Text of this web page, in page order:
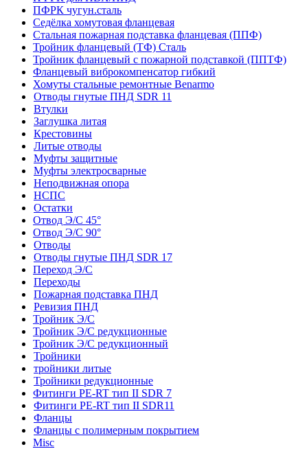
ПФРК чугун.сталь
Седёлка хомутовая фланцевая
Стальная пожарная подставка фланцевая (ППФ)
Тройник фланцевый (ТФ) Сталь
Тройник фланцевый с пожарной подставкой (ППТФ)
Фланцевый виброкомпенсатор гибкий
Хомуты стальные ремонтные Benarmo
Отводы гнутые ПНД SDR 11
Втулки
Заглушка литая
Крестовины
Литые отводы
Муфты защитные
Муфты электросварные
Неподвижная опора
НСПС
Остатки
Отвод Э/С 45°
Отвод Э/С 90°
Отводы
Отводы гнутые ПНД SDR 17
Переход Э/С
Переходы
Пожарная подставка ПНД
Ревизия ПНД
Тройник Э/С
Тройник Э/С редукционные
Тройник Э/С редукционный
Тройники
тройники литые
Тройники редукционные
Фитинги PE-RT тип II SDR 7
Фитинги PE-RT тип II SDR11
Фланцы
Фланцы с полимерным покрытием
Misc